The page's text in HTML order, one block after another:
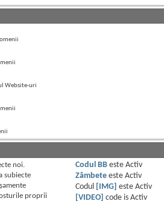
Website-uri
noi.
subiecte
proprii
Codul BBeste Activ
Zâmbeteeste Activ
Codul
[IMG] este Activ
[VIDEO]
code is Activ